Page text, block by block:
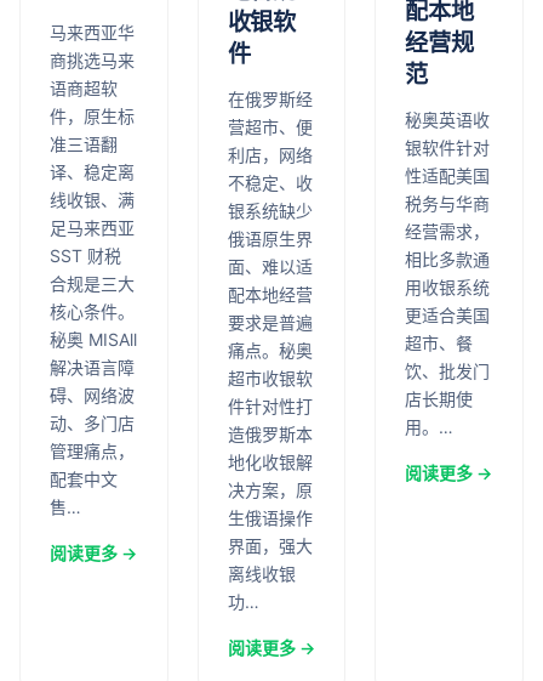
马来西亚华
商挑选马来
语商超软
件，原生标
准三语翻
译、稳定离
线收银、满
足马来西亚
SST 财税
合规是三大
核心条件。
秘奥 MISAll
解决语言障
碍、网络波
动、多门店
管理痛点，
配套中文
售…
阅读更多 →
收银软
件
在俄罗斯经
营超市、便
利店，网络
不稳定、收
银系统缺少
俄语原生界
面、难以适
配本地经营
要求是普遍
痛点。秘奥
超市收银软
件针对性打
造俄罗斯本
地化收银解
决方案，原
生俄语操作
界面，强大
离线收银
功…
阅读更多 →
配本地
经营规
范
秘奥英语收
银软件针对
性适配美国
税务与华商
经营需求，
相比多款通
用收银系统
更适合美国
超市、餐
饮、批发门
店长期使
用。…
阅读更多 →